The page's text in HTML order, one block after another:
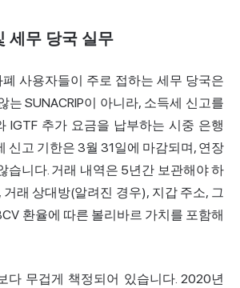
세무 당국 실무
사용자들이 주로 접하는 세무 당국은
는 SUNACRIP이 아니라, 소득세 신고를
IGTF 추가 요금을 납부하는 시중 은행
신고 기한은 3월 31일에 마감되며, 연장
습니다. 거래 내역은 5년간 보관해야 하
거래 상대방(알려진 경우), 지갑 주소, 그
환율에 따른 볼리바르 가치를 포함해
다 무겁게 책정되어 있습니다. 2020년